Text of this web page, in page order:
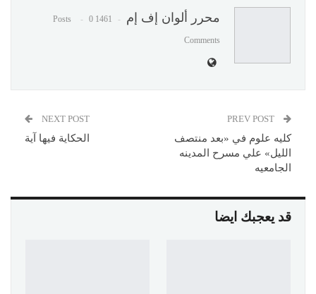
محرر ألوان إف إم 1461 Posts
0
Comments
كليه علوم في «بعد منتصف
الليل» علي مسرح المدينه
الجامعيه
NEXT POST
الحكاية فيها آية
قد يعجبك ايضا